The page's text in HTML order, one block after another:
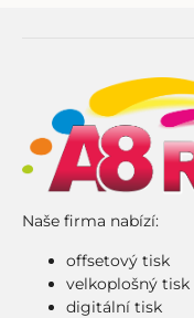
Naše firma nabízí:
offsetový tisk
velkoplošný tisk
digitální tisk